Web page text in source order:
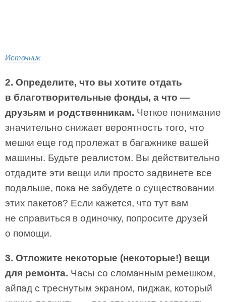
Источник
2. Определите, что вы хотите отдать
в благотворительные фонды, а что —
друзьям и родственникам. Четкое понимание
значительно снижает вероятность того, что
мешки еще год пролежат в багажнике вашей
машины. Будьте реалистом. Вы действительно
отдадите эти вещи или просто задвинете все
подальше, пока не забудете о существовании
этих пакетов? Если кажется, что тут вам
не справиться в одиночку, попросите друзей
о помощи.
3. Отложите некоторые (некоторые!) вещи
для ремонта. Часы со сломанным ремешком,
айпад с треснутым экраном, пиджак, который